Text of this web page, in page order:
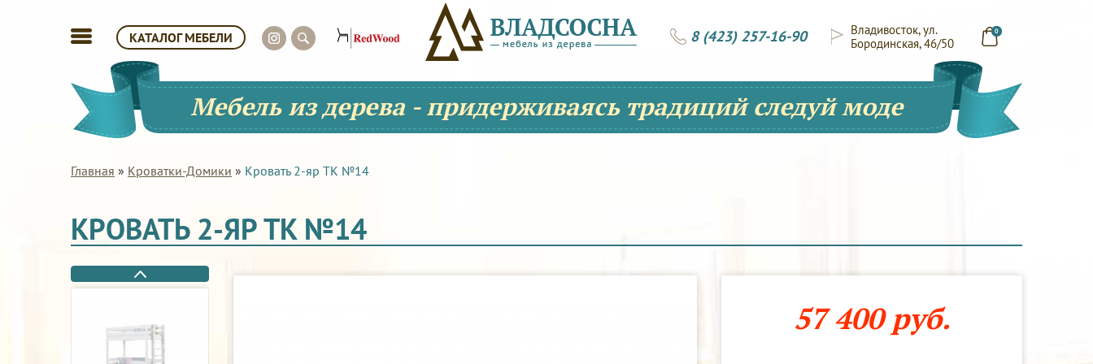
КАТАЛОГ МЕБЕЛИ 0
Владивосток, ул.
Бородинская, 46/50
8 (423) 257-16-90
Мебель из дерева - придерживаясь традиций следуй моде
Главная » Кроватки-Домики » Кровать 2-яр ТК №14
КРОВАТЬ 2-ЯР ТК №14
57 400 руб.